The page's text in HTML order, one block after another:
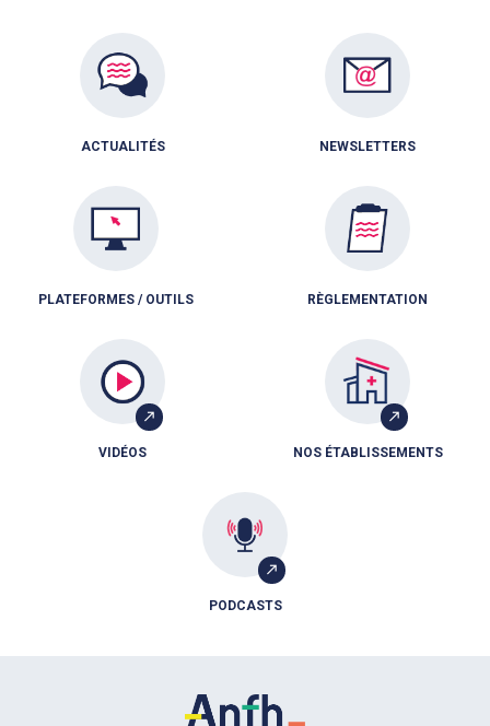
ACTUALITÉS NEWSLETTERS
PLATEFORMES / OUTILS RÈGLEMENTATION
VIDÉOS NOS ÉTABLISSEMENTS
PODCASTS